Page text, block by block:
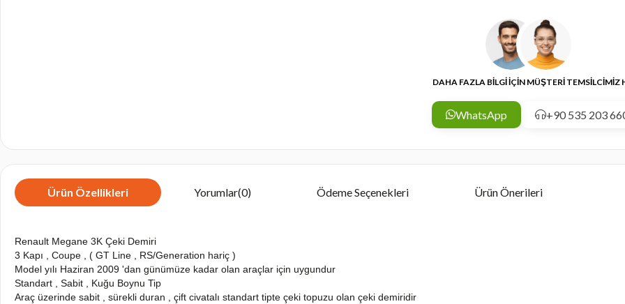
DAHA FAZLA BİLGİ İÇİN MÜŞTERİ TEMSİLCİMİZ
WhatsApp +90 535 203
Ürün Özellikleri Yorumlar(0) Ödeme Seçenekleri Ürün Önerileri
Renault Megane 3K Çeki Demiri
3 Kapı , Coupe , ( GT Line , RS/Generation hariç )
Model yılı Haziran 2009 'dan günümüze kadar olan araçlar için uygundur
Standart , Sabit , Kuğu Boynu Tip
Araç üzerinde sabit , sürekli duran , çift civatalı standart tipte çeki topuzu olan çeki demiridir